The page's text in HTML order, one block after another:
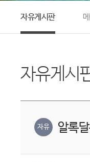
자유게시판
자유게시
자유 알록